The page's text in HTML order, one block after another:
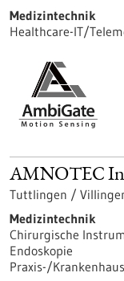
Medizintechnik
Healthcare-IT/
AMNOTEC
Tuttlingen /
Medizintechnik
Chirurgische
Endoskopie
Praxis-/